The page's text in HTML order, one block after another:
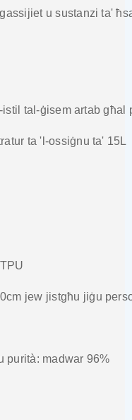
u sustanzi ta'
tal-ġisem artab għal
ta 'l-ossiġnu ta' 15L
jew jistgħu jiġu
purità: madwar 96%